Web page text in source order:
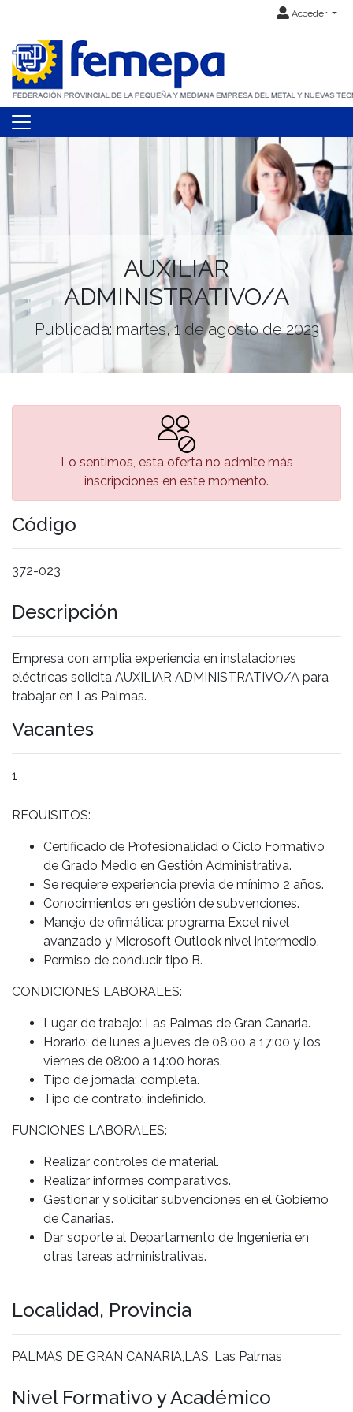
Acceder
AUXILIAR
ADMINISTRATIVO/A
Publicada: martes, 1 de agosto de 2023
Lo sentimos, esta oferta no admite más
inscripciones en este momento.
Código
372-023
Descripción
Empresa con amplia experiencia en instalaciones
eléctricas solicita AUXILIAR ADMINISTRATIVO/A para
trabajar en Las Palmas.
Vacantes
1
REQUISITOS:
Certificado de Profesionalidad o Ciclo Formativo
de Grado Medio en Gestión Administrativa.
Se requiere experiencia previa de mínimo 2 años.
Conocimientos en gestión de subvenciones.
Manejo de ofimática: programa Excel nivel
avanzado y Microsoft Outlook nivel intermedio.
Permiso de conducir tipo B.
CONDICIONES LABORALES:
Lugar de trabajo: Las Palmas de Gran Canaria.
Horario: de lunes a jueves de 08:00 a 17:00 y los
viernes de 08:00 a 14:00 horas.
Tipo de jornada: completa.
Tipo de contrato: indefinido.
FUNCIONES LABORALES:
Realizar controles de material.
Realizar informes comparativos.
Gestionar y solicitar subvenciones en el Gobierno
de Canarias.
Dar soporte al Departamento de Ingeniería en
otras tareas administrativas.
Localidad, Provincia
PALMAS DE GRAN CANARIA,LAS, Las Palmas
Nivel Formativo y Académico